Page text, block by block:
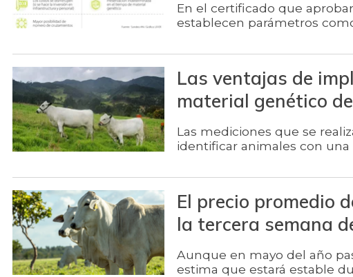
En el certificado que
establecen parámetros
Las ventajas de
material genético
Las mediciones que se
identificar animales con
El precio promedio
la tercera semana
Aunque en mayo del año
estima que estará estable